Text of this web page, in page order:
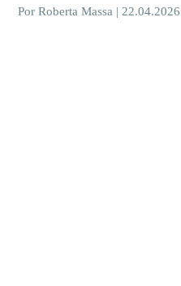
Por Roberta Massa | 22.04.2026